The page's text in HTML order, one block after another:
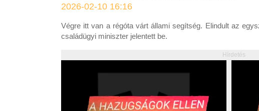
2026-02-10 16:16
Végre itt van a régóta várt állami segítség. Elindult az
családügyi miniszter jelentett be.
Hírdetés